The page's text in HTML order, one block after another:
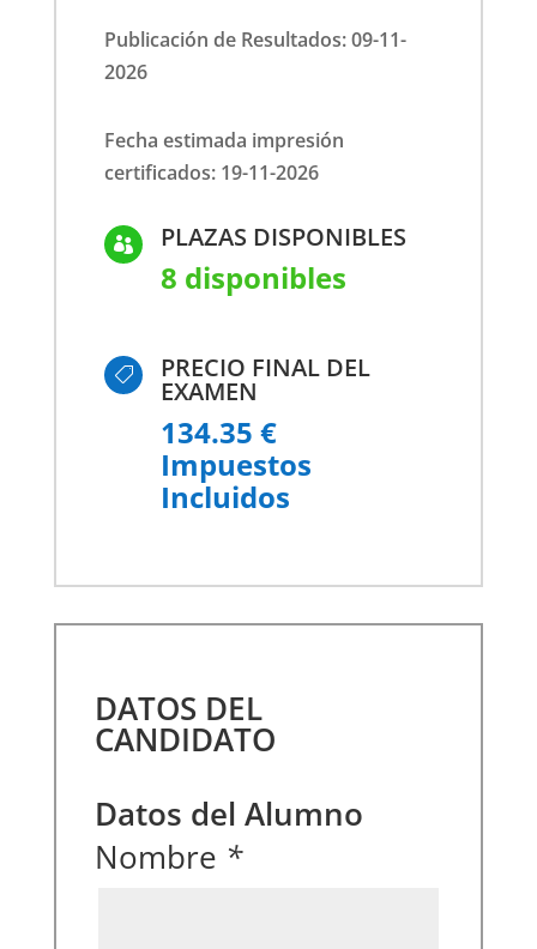
Publicación de Resultados: 09-11-
2026
Fecha estimada impresión
certificados: 19-11-2026
 PLAZAS DISPONIBLES
8 disponibles
 PRECIO FINAL DEL
EXAMEN
134.35 €
Impuestos
Incluidos
DATOS DEL
CANDIDATO
Datos del Alumno
Nombre *